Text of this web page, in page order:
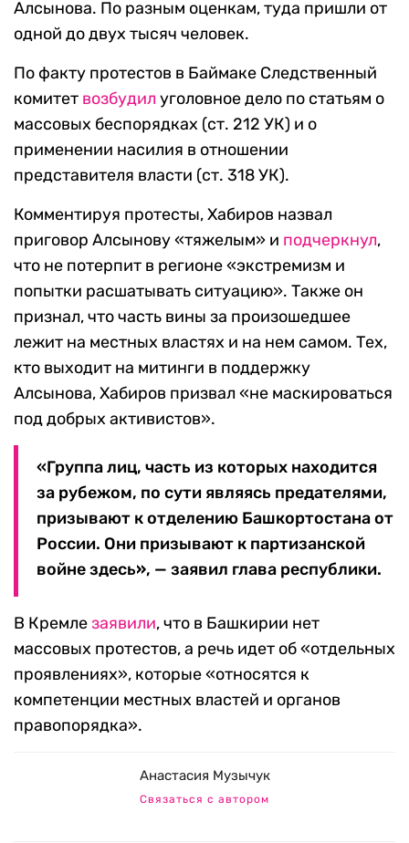
Алсынова. По разным оценкам, туда пришли от
одной до двух тысяч человек.
По факту протестов в Баймаке Следственный
комитет возбудил уголовное дело по статьям о
массовых беспорядках (ст. 212 УК) и о
применении насилия в отношении
представителя власти (ст. 318 УК).
Комментируя протесты, Хабиров назвал
приговор Алсынову «тяжелым» и подчеркнул,
что не потерпит в регионе «экстремизм и
попытки расшатывать ситуацию». Также он
признал, что часть вины за произошедшее
лежит на местных властях и на нем самом. Тех,
кто выходит на митинги в поддержку
Алсынова, Хабиров призвал «не маскироваться
под добрых активистов».
«Группа лиц, часть из которых находится
за рубежом, по сути являясь предателями,
призывают к отделению Башкортостана от
России. Они призывают к партизанской
войне здесь», — заявил глава республики.
В Кремлезаявили, что в Башкирии нет
массовых протестов, а речь идет об «отдельных
проявлениях», которые «относятся к
компетенции местных властей и органов
правопорядка».
Анастасия Музычук
Связаться с автором